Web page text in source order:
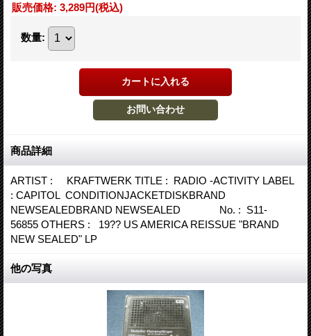
販売価格: 3,289円(税込)
数量:
商品詳細
ARTIST : KRAFTWERK TITLE : RADIO -ACTIVITY LABEL
: CAPITOL CONDITIONJACKETDISKBRAND
NEWSEALEDBRAND NEWSEALED No. : S11-
56855 OTHERS : 19?? US AMERICA REISSUE "BRAND
NEW SEALED" LP
他の写真